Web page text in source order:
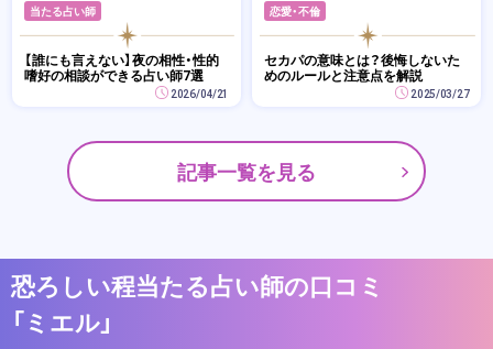
当たる占い師
【誰にも言えない】夜の相性・性的
嗜好の相談ができる占い師7選
2026/04/21
恋愛・不倫
セカパの意味とは？後悔しないた
めのルールと注意点を解説
2025/03/27
記事一覧を見る
恐ろしい程当たる占い師の口コミ
「ミエル」